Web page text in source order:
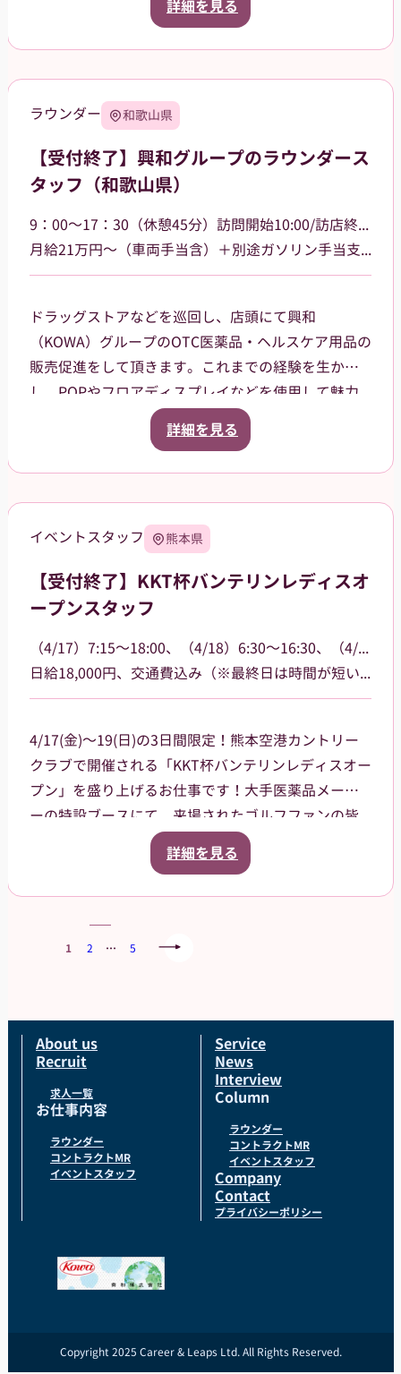
関する研修などは、事前に担当者から数日間行いま
岐阜県岐阜市、大垣市を中心に、周辺エリアなども
詳細を見る
ラウンダー 和歌山県
【受付終了】興和グループのラウンダース
タッフ（和歌山県）
9：00～17：30（休憩45分）訪問開始10:00/訪店終了17:00
月給21万円～（車両手当含）＋別途ガソリン手当支給 その他手当あり
ドラッグストアなどを巡回し、店頭にて興和
（KOWA）グループのOTC医薬品・ヘルスケア用品の
販売促進をして頂きます。これまでの経験を生か
し、POPやフロアディスプレイなどを使用して魅力
的な売場作りをお願いします。また、商品や稼働に
関する研修などは、事前に担当者から数日間行いま
和歌山市を中心に一部有田市、
す。
詳細を見る
イベントスタッフ 熊本県
【受付終了】KKT杯バンテリンレディスオ
ープンスタッフ
（4/17）7:15～18:00、（4/18）6:30～16:30、（4/19）6:30～15:00
日給18,000円、交通費込み（※最終日は時間が短いため16,000円）
4/17(金)～19(日)の3日間限定！熊本空港カントリー
クラブで開催される「KKT杯バンテリンレディスオー
プン」を盛り上げるお仕事です！大手医薬品メーカ
ーの特設ブースにて、来場されたゴルフファンの皆
様への声掛けや、商品（栄養ドリンク、双眼鏡、大
会グッズ）の販売、ドリンクのサンプリング（配
当日は熊本空港に集合し、乗り合いタクシーで現地
【服装について】
統一感のあるユニフォームで、一体感を持ってお仕
事できます！
貸与品： ジャンパー、ポロシャツ、キャップをこち
らでご用意します。
持参物： 黒パンツまたはチノパン、動きやすいスニ
ーカーでお越しください。
詳細を見る
1 2 … 5
About us
Recruit
求人一覧
お仕事内容
ラウンダー
コントラクトMR
イベントスタッフ
Service
News
Interview
Column
ラウンダー
コントラクトMR
イベントスタッフ
Company
Contact
プライバシーポリシー
Copyright 2025 Career & Leaps Ltd. All Rights Reserved.